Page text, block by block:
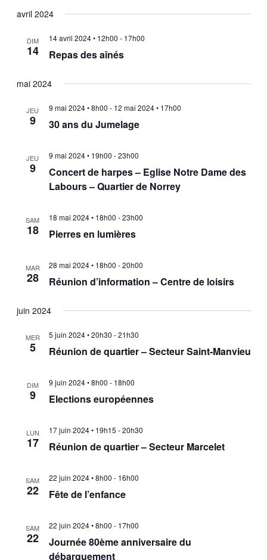
avril 2024
DIM
14 Repas des aînés
14 avril 2024 • 12h00 - 17h00
mai 2024
JEU
9 30 ans du Jumelage
9 mai 2024 • 8h00 - 12 mai 2024 • 17h00
JEU
9
Concert de harpes – Eglise Notre Dame des
Labours – Quartier de Norrey
9 mai 2024 • 19h00 -23h00
SAM
18 Pierres en lumières
18 mai 2024 • 18h00 -23h00
MAR
28 Réunion d’information – Centre de loisirs
28 mai 2024 • 18h00 -20h00
juin 2024
MER
5 Réunion de quartier – Secteur Saint-Manvieu
5 juin 2024 • 20h30 -21h30
DIM
9 Elections européennes
9 juin 2024 • 8h00 - 18h00
LUN
17 Réunion de quartier – Secteur Marcelet
17 juin 2024 • 19h15 -20h30
SAM
22 Fête de l’enfance
22 juin 2024 • 8h00 - 16h00
SAM
22
Journée 80ème anniversaire du
débarquement
22 juin 2024 • 8h00 - 17h00